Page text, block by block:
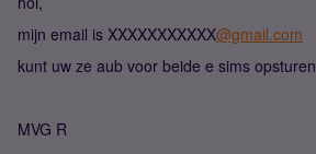
mijn email is XXXXXXXXXXX@gmail.com
kunt uw ze aub voor beide e sims opsturen
MVG R